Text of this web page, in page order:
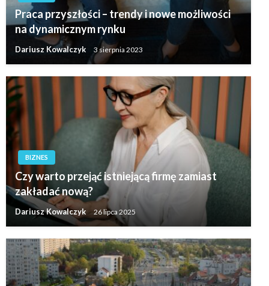
Praca przyszłości – trendy i nowe możliwości
na dynamicznym rynku
Dariusz Kowalczyk 3 sierpnia 2023
BIZNES
Czy warto przejąć istniejącą firmę zamiast
zakładać nową?
Dariusz Kowalczyk 26 lipca 2025